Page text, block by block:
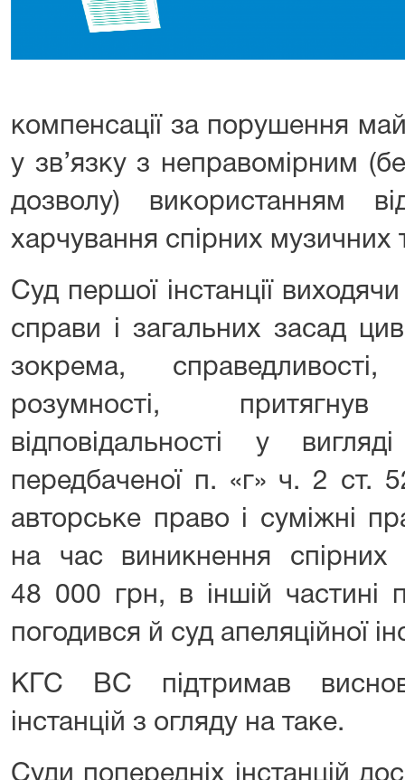
компенсації за порушення
у зв’язку з неправомірним
дозволу) використанням
харчування спірних музичних
Суд першої інстанції
справи і загальних засад
зокрема,
розумності,
відповідальності у
передбаченої п. «г» ч. 2 ст.
авторське право і суміжні
на час виникнення спірних
48 000 грн, в іншій частині
погодився й суд апеляційної
КГС ВС підтримав
інстанцій з огляду на таке.
Суди попередніх інстанцій